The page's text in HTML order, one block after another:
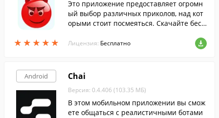
★ ★ ★ ★ ★
★ ★ ★ ★ ★
Это приложение предоставляет огромн
ый выбор различных приколов, над кот
орыми стоит посмеяться. Скачайте бесп
Лицензия: Бесплатно
Android Chai
Версия: 0.4.406 (103.35 МБ)
В этом мобильном приложении вы смож
ете общаться с реалистичными ботами